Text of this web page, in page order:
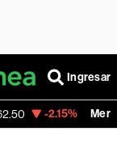
Ingresar
MercadoLibre